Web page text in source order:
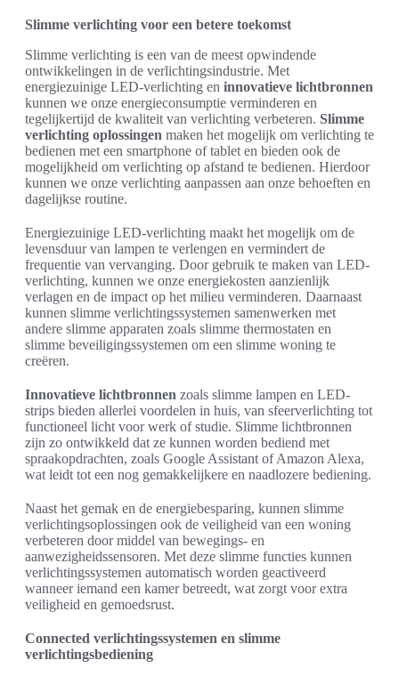
Slimme verlichting voor een betere toekomst
Slimme verlichting is een van de meest opwindende
ontwikkelingen in de verlichtingsindustrie. Met
energiezuinige LED-verlichting en innovatieve lichtbronnen
kunnen we onze energieconsumptie verminderen en
tegelijkertijd de kwaliteit van verlichting verbeteren. Slimme
verlichting oplossingen maken het mogelijk om verlichting te
bedienen met een smartphone of tablet en bieden ook de
mogelijkheid om verlichting op afstand te bedienen. Hierdoor
kunnen we onze verlichting aanpassen aan onze behoeften en
dagelijkse routine.
Energiezuinige LED-verlichting maakt het mogelijk om de
levensduur van lampen te verlengen en vermindert de
frequentie van vervanging. Door gebruik te maken van LED-
verlichting, kunnen we onze energiekosten aanzienlijk
verlagen en de impact op het milieu verminderen. Daarnaast
kunnen slimme verlichtingssystemen samenwerken met
andere slimme apparaten zoals slimme thermostaten en
slimme beveiligingssystemen om een slimme woning te
creëren.
Innovatieve lichtbronnen zoals slimme lampen en LED-
strips bieden allerlei voordelen in huis, van sfeerverlichting tot
functioneel licht voor werk of studie. Slimme lichtbronnen
zijn zo ontwikkeld dat ze kunnen worden bediend met
spraakopdrachten, zoals Google Assistant of Amazon Alexa,
wat leidt tot een nog gemakkelijkere en naadlozere bediening.
Naast het gemak en de energiebesparing, kunnen slimme
verlichtingsoplossingen ook de veiligheid van een woning
verbeteren door middel van bewegings- en
aanwezigheidssensoren. Met deze slimme functies kunnen
verlichtingssystemen automatisch worden geactiveerd
wanneer iemand een kamer betreedt, wat zorgt voor extra
veiligheid en gemoedsrust.
Connected verlichtingssystemen en slimme
verlichtingsbediening